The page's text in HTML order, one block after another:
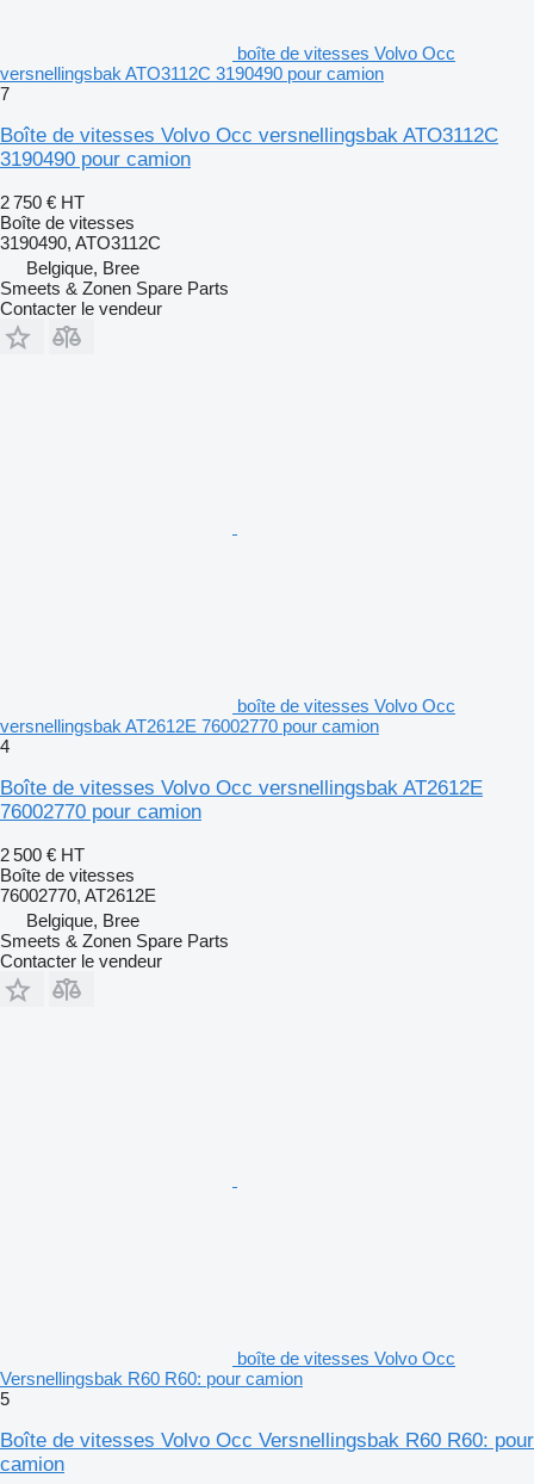
boîte de vitesses Volvo Occ
versnellingsbak ATO3112C 3190490 pour camion
7
Boîte de vitesses Volvo Occ versnellingsbak ATO3112C
3190490 pour camion
2 750 € HT
Boîte de vitesses
3190490, ATO3112C
Belgique, Bree
Smeets & Zonen Spare Parts
Contacter le vendeur
boîte de vitesses Volvo Occ
versnellingsbak AT2612E 76002770 pour camion
4
Boîte de vitesses Volvo Occ versnellingsbak AT2612E
76002770 pour camion
2 500 € HT
Boîte de vitesses
76002770, AT2612E
Belgique, Bree
Smeets & Zonen Spare Parts
Contacter le vendeur
boîte de vitesses Volvo Occ
Versnellingsbak R60 R60: pour camion
5
Boîte de vitesses Volvo Occ Versnellingsbak R60 R60: pour
camion